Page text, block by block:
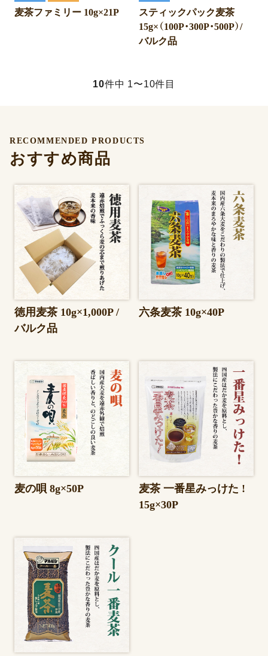
麦茶ファミリー 10g×21P
スティックパック麦茶
15g×（100P・300P・500P）/
バルク品
10件中 1〜10件目
おすすめ商品
RECOMMENDED PRODUCTS
徳用麦茶 10g×1,000P /
バルク品
六条麦茶 10g×40P
麦の唄 8g×50P
麦茶 一番星みっけた !
15g×30P